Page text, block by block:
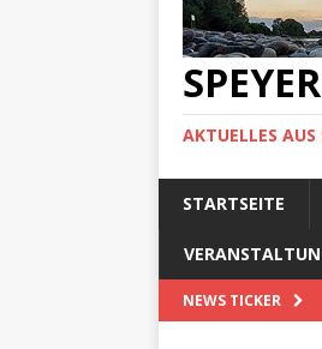
AKTUELLES AUS
STARTSEITE
NEWS TICKER